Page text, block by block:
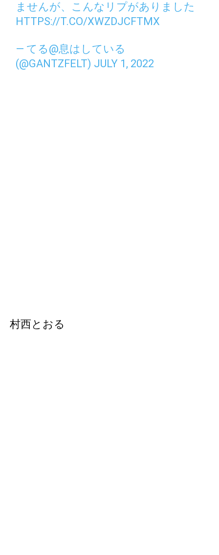
ませんが、こんなリプがありました
HTTPS://T.CO/XWZDJCFTMX
— てる@息はしている
(@GANTZFELT) JULY 1, 2022
村西とおる